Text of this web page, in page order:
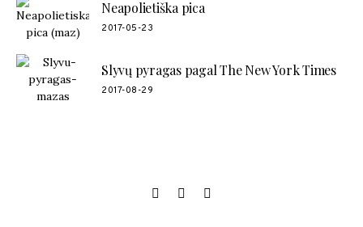
Neapolietiška pica
2017-05-23
Slyvų pyragas pagal The New York Times
2017-08-29